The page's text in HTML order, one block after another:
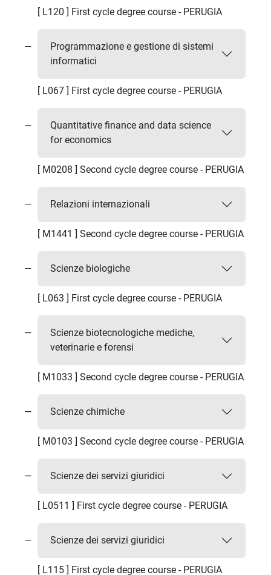
[ L120 ] First cycle degree course - PERUGIA
Programmazione e gestione di sistemi
informatici
[ L067 ] First cycle degree course - PERUGIA
Quantitative finance and data science
for economics
[ M0208 ] Second cycle degree course - PERUGIA
Relazioni internazionali
[ M1441 ] Second cycle degree course - PERUGIA
Scienze biologiche
[ L063 ] First cycle degree course - PERUGIA
Scienze biotecnologiche mediche,
veterinarie e forensi
[ M1033 ] Second cycle degree course - PERUGIA
Scienze chimiche
[ M0103 ] Second cycle degree course - PERUGIA
Scienze dei servizi giuridici
[ L0511 ] First cycle degree course - PERUGIA
Scienze dei servizi giuridici
[ L115 ] First cycle degree course - PERUGIA